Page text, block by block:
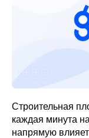
Строительная
каждая минута
напрямую